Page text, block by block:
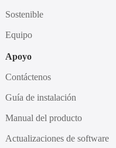
Sostenible
Equipo
Apoyo
Contáctenos
Guía de instalación
Manual del producto
Actualizaciones de software